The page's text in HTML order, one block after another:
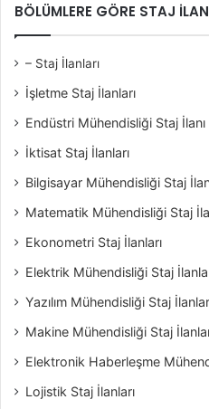
BÖLÜMLERE GÖRE STAJ
– Staj İlanları
İşletme Staj İlanları
Endüstri Mühendisliği Staj İlanı
İktisat Staj İlanları
Bilgisayar Mühendisliği Staj
Matematik Mühendisliği Staj
Ekonometri Staj İlanları
Elektrik Mühendisliği Staj
Yazılım Mühendisliği Staj
Makine Mühendisliği Staj
Elektronik Haberleşme
Lojistik Staj İlanları